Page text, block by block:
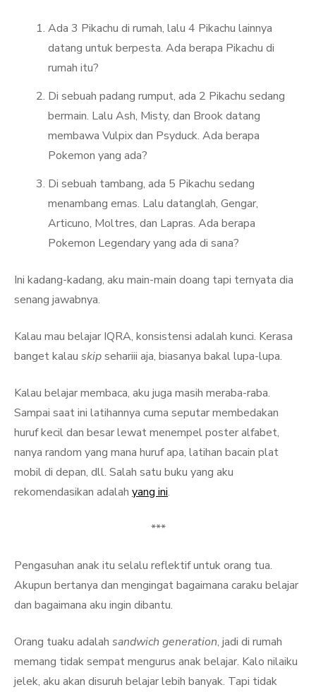
Ada 3 Pikachu di rumah, lalu 4 Pikachu lainnya
datang untuk berpesta. Ada berapa Pikachu di
rumah itu?
Di sebuah padang rumput, ada 2 Pikachu sedang
bermain. Lalu Ash, Misty, dan Brook datang
membawa Vulpix dan Psyduck. Ada berapa
Pokemon yang ada?
Di sebuah tambang, ada 5 Pikachu sedang
menambang emas. Lalu datanglah, Gengar,
Articuno, Moltres, dan Lapras. Ada berapa
Pokemon Legendary yang ada di sana?
Ini kadang-kadang, aku main-main doang tapi ternyata dia
senang jawabnya.
Kalau mau belajar IQRA, konsistensi adalah kunci. Kerasa
banget kalau skipsehariii aja, biasanya bakal lupa-lupa.
Kalau belajar membaca, aku juga masih meraba-raba.
Sampai saat ini latihannya cuma seputar membedakan
huruf kecil dan besar lewat menempel poster alfabet,
nanya random yang mana huruf apa, latihan bacain plat
mobil di depan, dll. Salah satu buku yang aku
rekomendasikan adalah yang ini.
***
Pengasuhan anak itu selalu reflektif untuk orang tua.
Akupun bertanya dan mengingat bagaimana caraku belajar
dan bagaimana aku ingin dibantu.
Orang tuaku adalah sandwich generation, jadi di rumah
memang tidak sempat mengurus anak belajar. Kalo nilaiku
jelek, aku akan disuruh belajar lebih banyak. Tapi tidak